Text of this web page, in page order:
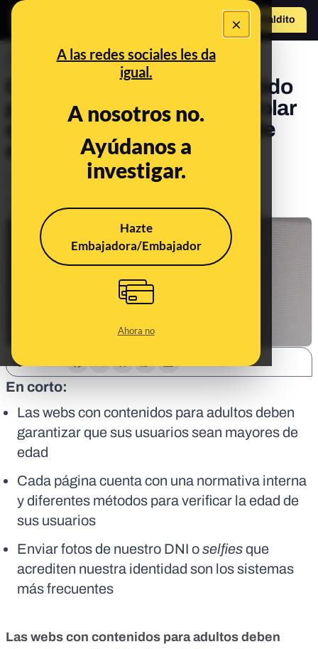
×
A las redes sociales les da
igual.
A nosotros no.
Ayúdanos a
investigar.
Hazte
Embajadora/Embajador
Ahora no
Hazte Maldito
PREBUNKING
Cómo las webs con contenido
para adultos intentan controlar
que no accedan menores de
Actualizado elSep 22, 2023, 8:13:00 AM
En corto:
Las webs con contenidos para adultos deben
garantizar que sus usuarios sean mayores de
edad
Cada página cuenta con una normativa interna
y diferentes métodos para verificar la edad de
sus usuarios
Enviar fotos de nuestro DNI oselfiesque
acrediten nuestra identidad son los sistemas
más frecuentes
Las webs con contenidos para adultos deben